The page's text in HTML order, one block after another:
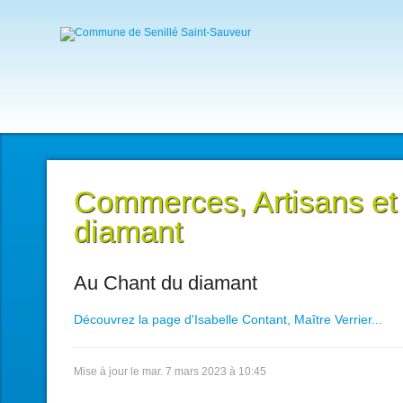
Commerces, Artisans
diamant
Au Chant du diamant
Découvrez la page d'Isabelle Contant, Maître Verrier...
Mise à jour le mar. 7 mars 2023 à 10:45